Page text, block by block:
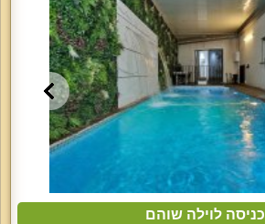
כניסה לוילה שוהם